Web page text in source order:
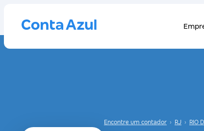
Encontre um contador › RJ › RIO